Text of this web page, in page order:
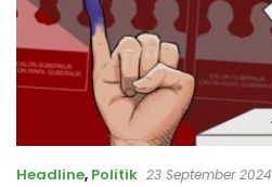
Headline, Politik 23 September 2024